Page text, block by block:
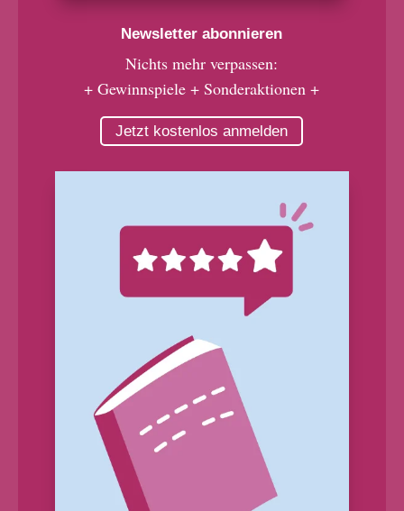
Newsletter abonnieren
Nichts mehr verpassen:
+ Gewinnspiele + Sonderaktionen +
Jetzt kostenlos anmelden